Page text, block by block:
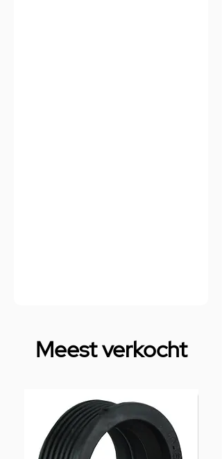
Meest verkocht